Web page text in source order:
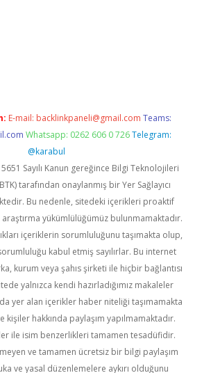
E-mail: backlinkpaneli@gmail.com Teams:
Whatsapp: 0262 606 0 726 Telegram:
@karabul
Sayılı Kanun gereğince Bilgi Teknolojileri
tarafından onaylanmış bir Yer Sağlayıcı
Bu nedenle, sitedeki içerikleri proaktif
yükümlülüğümüz bulunmamaktadır.
içeriklerin sorumluluğunu taşımakta olup,
kabul etmiş sayılırlar. Bu internet
kurum veya şahıs şirketi ile hiçbir bağlantısı
yalnızca kendi hazırladığımız makaleler
yer alan içerikler haber niteliği taşımamakta
kişiler hakkında paylaşım yapılmamaktadır.
ile isim benzerlikleri tamamen tesadüfidir.
ve tamamen ücretsiz bir bilgi paylaşım
ve yasal düzenlemelere aykırı olduğunu